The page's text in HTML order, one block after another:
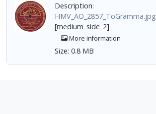
Description:
HMV_AO_2857_ToGramma.jpg
[medium_side_2]
More information
Size: 0.8 MB